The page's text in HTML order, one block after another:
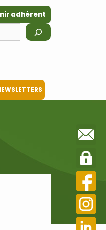
adhérent